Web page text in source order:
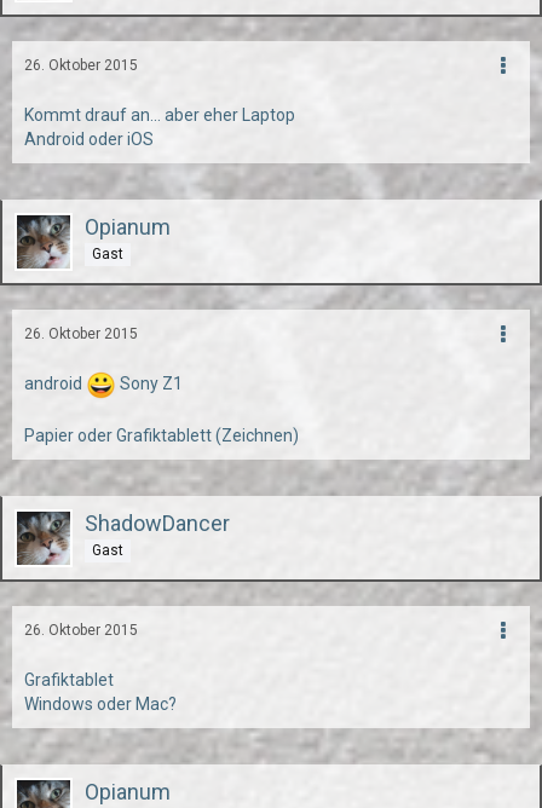
26. Oktober 2015
Kommt drauf an... aber eher Laptop
Android oder iOS
Opianum
Gast
26. Oktober 2015
android Sony Z1
Papier oder Grafiktablett (Zeichnen)
ShadowDancer
Gast
26. Oktober 2015
Grafiktablet
Windows oder Mac?
Opianum